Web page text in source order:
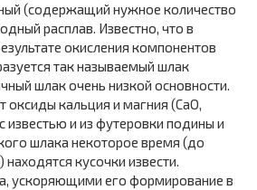
(содержащий нужное количество
расплав. Известно, что в
окисления компонентов
так называемый шлак
шлак очень низкой основности.
оксиды кальция и магния (CaO,
известью и из футеровки подины и
шлака некоторое время (до
кусочки извести.
ускоряющими его формирование в